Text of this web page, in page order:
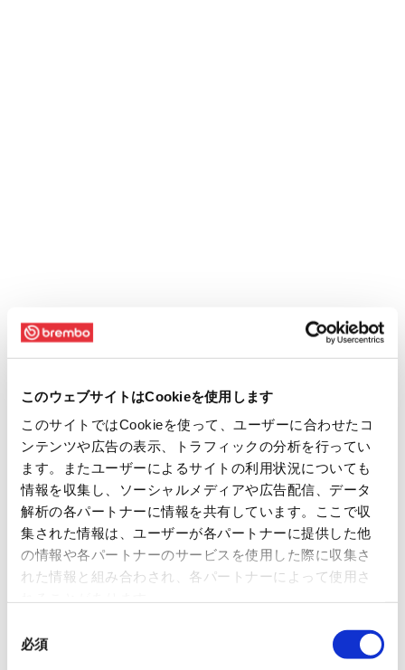
このウェブサイトはCookieを使用します
このサイトではCookieを使って、ユーザーに合わせたコ
ンテンツや広告の表示、トラフィックの分析を行ってい
ます。またユーザーによるサイトの利用状況についても
情報を収集し、ソーシャルメディアや広告配信、データ
解析の各パートナーに情報を共有しています。ここで収
集された情報は、ユーザーが各パートナーに提供した他
の情報や各パートナーのサービスを使用した際に収集さ
れた情報と組み合わされ、各パートナーによって使用さ
必須